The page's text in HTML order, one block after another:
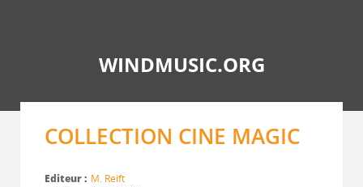
WINDMUSIC.ORG
COLLECTION CINE MAGIC
Editeur : M. Reift